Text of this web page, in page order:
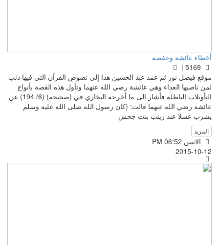
أخطاء عائشة وحفصة
موقع فيصل نور ثم عمد عبد الحسين هذا إلى نصوص القرآن التي فيها ذنب
لمن ناصبها العداء وهي عائشة رضي الله عنهما وتأول هذه القصة بأنواع
التأويلات الباطلة فأشار الى ما أخرجه البخاري في (صحيحه) (6/ 194) عن
عائشة رضي الله عنهما قالت: (كان رسول الله صلى الله عليه وسلم
يشرب عسلا عند زينب بنت جحش
المزيد
الاثنين PM 06:52
2015-10-12